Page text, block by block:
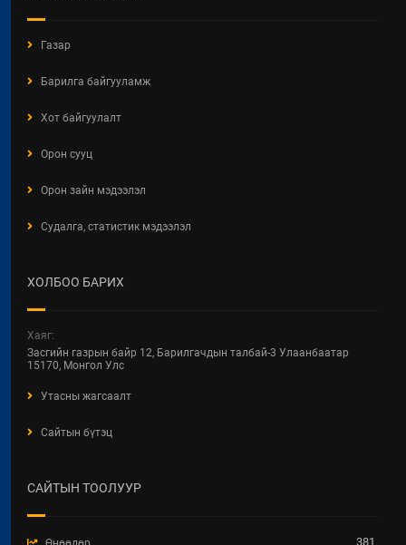
Газар
Барилга байгууламж
Хот байгуулалт
Орон сууц
Орон зайн мэдээлэл
Судалга, статистик мэдээлэл
ХОЛБОО БАРИХ
Хаяг:
Засгийн газрын байр 12, Барилгачдын талбай-3 Улаанбаатар
15170, Монгол Улс
Утасны жагсаалт
Сайтын бүтэц
САЙТЫН ТООЛУУР
381